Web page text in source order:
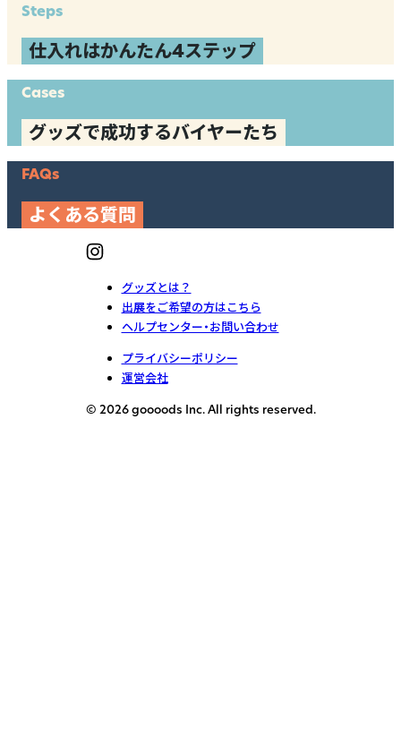
Steps
仕入れはかんたん4ステップ
Cases
グッズで成功するバイヤーたち
FAQs
よくある質問
グッズとは？
出展をご希望の方はこちら
ヘルプセンター・お問い合わせ
プライバシーポリシー
運営会社
© 2026 goooods Inc. All rights reserved.